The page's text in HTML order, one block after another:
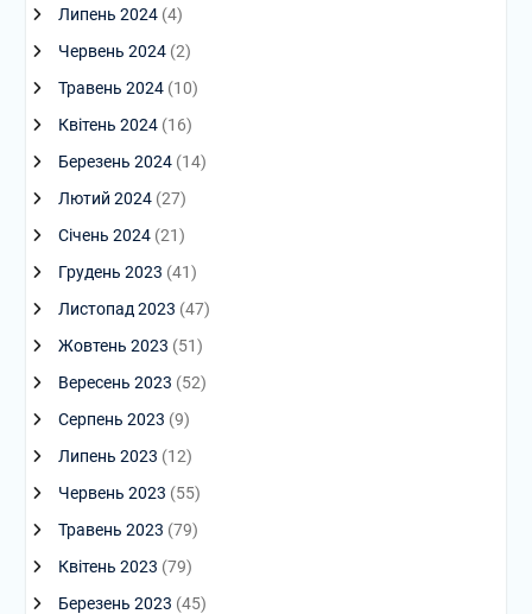
Липень 2024(4)
Червень 2024(2)
Травень 2024(10)
Квітень 2024(16)
Березень 2024(14)
Лютий 2024(27)
Січень 2024(21)
Грудень 2023 (41)
Листопад 2023 (47)
Жовтень 2023 (51)
Вересень 2023 (52)
Серпень 2023 (9)
Липень 2023 (12)
Червень 2023 (55)
Травень 2023 (79)
Квітень 2023 (79)
Березень 2023 (45)